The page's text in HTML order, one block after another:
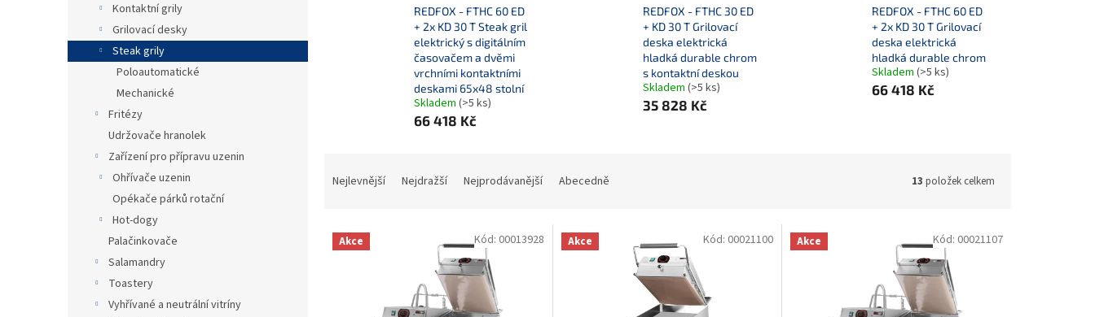
Kontaktní grily
Grilovací desky
Steak grily
Poloautomatické
Mechanické
Fritézy
Udržovače hranolek
Zařízení pro přípravu uzenin
Ohřívače uzenin
Opékače párků rotační
Hot-dogy
Palačinkovače
Salamandry
Toastery
Vyhřívané a neutrální vitríny
REDFOX - FTHC 60 ED
+ 2x KD 30 T Steak gril
elektrický s digitálním
časovačem a dvěmi
vrchními kontaktními
deskami 65x48 stolní
Skladem (>5 ks)
66 418 Kč
REDFOX - FTHC 30 ED
+ KD 30 T Grilovací
deska elektrická
hladká durable chrom
s kontaktní deskou
Skladem (>5 ks)
35 828 Kč
REDFOX - FTHC 60 ED
+ 2x KD 30 T Grilovací
deska elektrická
hladká durable chrom
Skladem (>5 ks)
66 418 Kč
n
Nejlevnější Nejdražší Nejprodávanější Abecedně 13 položek celkem
V Akce Kód: 00013928 Akce Kód: 00021100 Akce Kód: 00021107